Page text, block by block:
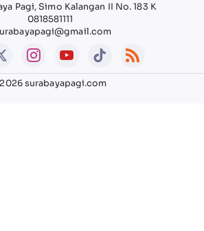
Pagi, Simo Kalangan II No. 183 K
0818581111
surabayapagi.com